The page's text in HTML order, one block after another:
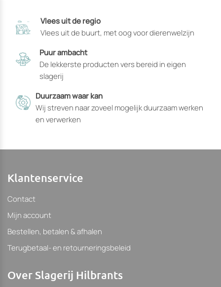
gekozen
kunnen
Vlees uit de regio
Vlees uit de buurt, met oog voor dierenwelzijn
Puur ambacht
De lekkerste producten vers bereid in eigen
slagerij
Duurzaam waar kan
Wij streven naar zoveel mogelijk duurzaam werken
en verwerken
Klantenservice
Contact
Mijn account
Bestellen, betalen & afhalen
Terugbetaal- en retourneringsbeleid
Over Slagerij Hilbrants